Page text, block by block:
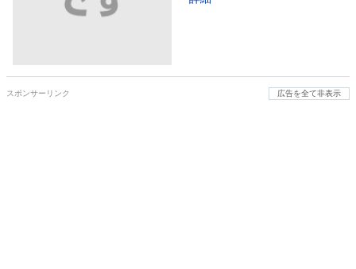
スポンサーリンク 広告を全て非表示